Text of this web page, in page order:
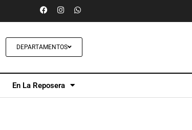
DEPARTAMENTOS
En La Reposera